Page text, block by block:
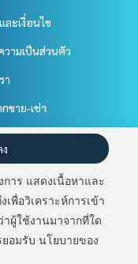
าศนี้
ะเงื่อนไข
วามเป็นส่วนตัว
า
ขาย-เช่า
การ แสดงเนื้อหาและ
พื่อวิเคราะห์การเข้า
าผู้ใช้งานมาจากที่ใด
ยอมรับ นโยบายของ